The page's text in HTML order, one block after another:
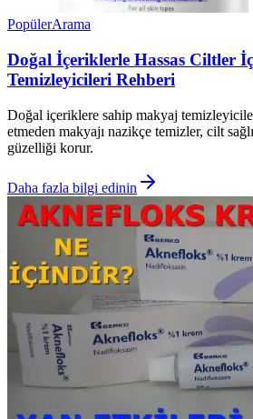
PopülerArama
Doğal İçeriklerle Hassas Ciltler
Temizleyicileri Rehberi
Doğal içeriklere sahip makyaj
etmeden makyajı nazikçe temizler, cilt
güzelliği korur.
Daha fazla bilgi edinin